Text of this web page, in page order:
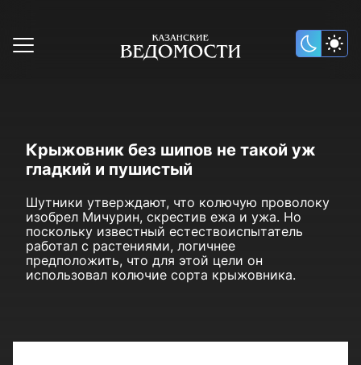
Крыжовник без шипов не такой уж
гладкий и пушистый
Шутники утверждают, что колючую проволоку
изобрел Мичурин, скрестив ежа и ужа. Но
поскольку известный естествоиспытатель
работал с растениями, логичнее
предположить, что для этой цели он
использовал колючие сорта крыжовника.